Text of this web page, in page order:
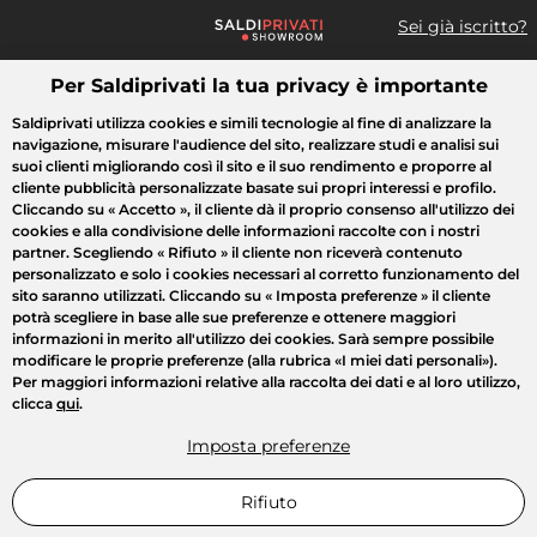
Sei già iscritto?
Cosa cerchi?
Tutte le vendite Moda Casa Bellezza Elettrodomestici
Per Saldiprivati la tua privacy è importante
Saldiprivati utilizza cookies e simili tecnologie al fine di analizzare la
navigazione, misurare l'audience del sito, realizzare studi e analisi sui
suoi clienti migliorando così il sito e il suo rendimento e proporre al
cliente pubblicità personalizzate basate sui propri interessi e profilo.
Cliccando su « Accetto », il cliente dà il proprio consenso all'utilizzo dei
cookies e alla condivisione delle informazioni raccolte con i nostri
partner. Scegliendo « Rifiuto » il cliente non riceverà contenuto
personalizzato e solo i cookies necessari al corretto funzionamento del
sito saranno utilizzati. Cliccando su « Imposta preferenze » il cliente
potrà scegliere in base alle sue preferenze e ottenere maggiori
informazioni in merito all'utilizzo dei cookies. Sarà sempre possibile
modificare le proprie preferenze (alla rubrica «I miei dati personali»).
Per maggiori informazioni relative alla raccolta dei dati e al loro utilizzo,
clicca qui.
Imposta preferenze
Rifiuto